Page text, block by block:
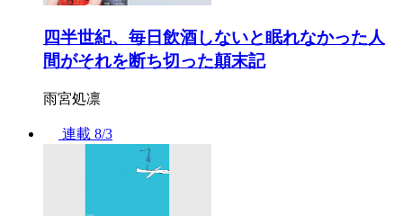
四半世紀、毎日飲酒しないと眠れなかった人
間がそれを断ち切った顛末記
雨宮処凛
連載 8/3